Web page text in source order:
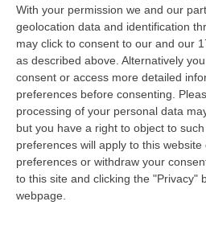
With your permission we and our
geolocation data and identification
may click to consent to our and our
as described above. Alternatively
consent or access more detailed
preferences before consenting.
processing of your personal data
but you have a right to object to
preferences will apply to this
preferences or withdraw your
to this site and clicking the "Privacy"
webpage.
Reggio Calabria, Bernini In Visita
Facoltà Di Medicina? Valuteremo La
“REGGIO CALABRIA La ministra
Bernini ha visitato oggi la Mediterranea
06 Agosto, 19:49
Edizioni provinciali